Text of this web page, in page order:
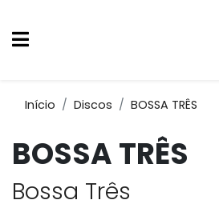
Início Discos BOSSA TRÊS
BOSSA TRÊS
Bossa Três